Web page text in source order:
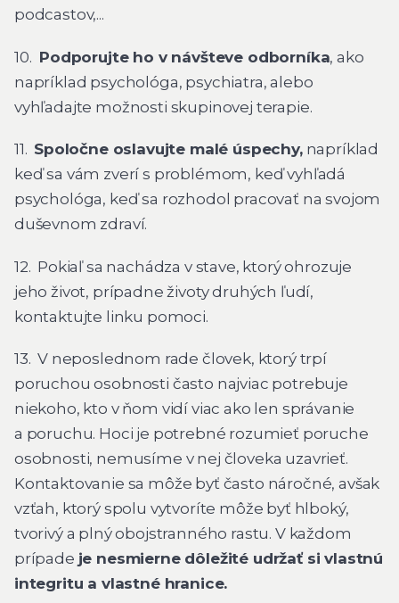
podcastov,...
10. Podporujte ho v návšteve odborníka, ako
napríklad psychológa, psychiatra, alebo
vyhľadajte možnosti skupinovej terapie.
11. Spoločne oslavujte malé úspechy,napríklad
keď sa vám zverí s problémom, keď vyhľadá
psychológa, keď sa rozhodol pracovať na svojom
duševnom zdraví.
12. Pokiaľ sa nachádza v stave, ktorý ohrozuje
jeho život, prípadne životy druhých ľudí,
kontaktujte linku pomoci.
13. V neposlednom rade človek, ktorý trpí
poruchou osobnosti často najviac potrebuje
niekoho, kto v ňom vidí viac ako len správanie
a poruchu. Hoci je potrebné rozumieť poruche
osobnosti, nemusíme v nej človeka uzavrieť.
Kontaktovanie sa môže byť často náročné, avšak
vzťah, ktorý spolu vytvoríte môže byť hlboký,
tvorivý a plný obojstranného rastu. V každom
prípade je nesmierne dôležité udržať si vlastnú
integritu a vlastné hranice.